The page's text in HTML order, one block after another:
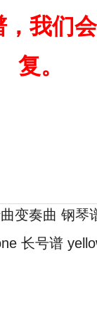
我们
复。
变奏曲 钢琴
长号谱